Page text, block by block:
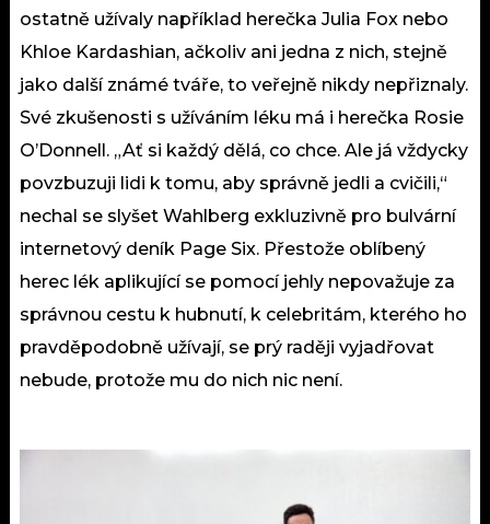
ostatně užívaly například herečka Julia Fox nebo
Khloe Kardashian, ačkoliv ani jedna z nich, stejně
jako další známé tváře, to veřejně nikdy nepřiznaly.
Své zkušenosti s užíváním léku má i herečka Rosie
O’Donnell. „Ať si každý dělá, co chce. Ale já vždycky
povzbuzuji lidi k tomu, aby správně jedli a cvičili,“
nechal se slyšet Wahlberg exkluzivně pro bulvární
internetový deník Page Six. Přestože oblíbený
herec lék aplikující se pomocí jehly nepovažuje za
správnou cestu k hubnutí, k celebritám, kterého ho
pravděpodobně užívají, se prý raději vyjadřovat
nebude, protože mu do nich nic není.